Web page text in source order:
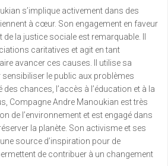
s’implique activement dans des
à cœur. Son engagement en faveur
la justice sociale est remarquable. Il
caritatives et agit en tant
avancer ces causes. Il utilise sa
le public aux problèmes
des chances, l’accès à l’éducation et à la
Compagne Andre Manoukian est très
de l’environnement et est engagé dans
la planète. Son activisme et ses
source d’inspiration pour de
de contribuer à un changement